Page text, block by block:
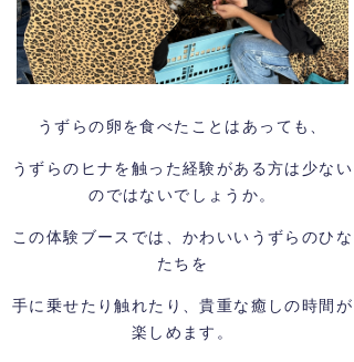
うずらの卵を食べたことはあっても、
うずらのヒナを触った経験がある方は少ない
のではないでしょうか。
この体験ブースでは、かわいいうずらのひな
たちを
手に乗せたり触れたり、貴重な癒しの時間が
楽しめます。